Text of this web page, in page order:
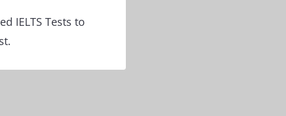
IELTS Tests to